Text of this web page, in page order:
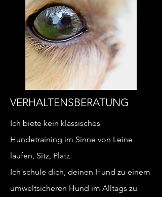
VERHALTENSBERATUNG
Ich biete kein klassisches
Hundetraining im Sinne von Leine
laufen, Sitz, Platz.
Ich schule dich, deinen Hund zu einem
umweltsicheren Hund im Alltags zu